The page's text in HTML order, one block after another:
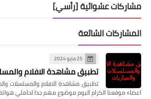
مشاركات عشوائية [رأسي]
المشاركات الشائعة
25 مايو 2024
تطبيق مشاهدة الافلام
تطبيق مشاهدة الافلام والمسلسلات
اعضاء موقعنا الكرام اليوم موضوع مهم جدا لحاملي